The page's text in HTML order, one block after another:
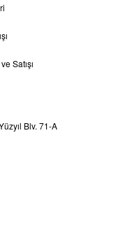
Satışı
Blv. 71-A